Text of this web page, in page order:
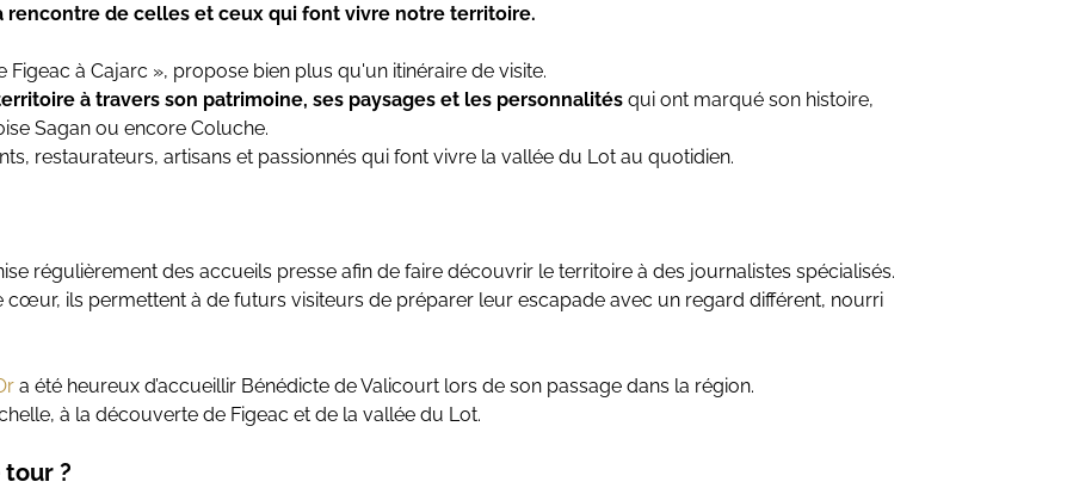
rencontre de celles et ceux qui font vivre notre territoire.
à Cajarc », propose bien plus qu'un itinéraire de visite.
à travers son patrimoine, ses paysages et les personnalités qui ont marqué son histoire,
Sagan ou encore Coluche.
restaurateurs, artisans et passionnés qui font vivre la vallée du Lot au quotidien.
régulièrement des accueils presse afin de faire découvrir le territoire à des journalistes spécialisés.
ils permettent à de futurs visiteurs de préparer leur escapade avec un regard différent, nourri
a été heureux d’accueillir Bénédicte de Valicourt lors de son passage dans la région.
à la découverte de Figeac et de la vallée du Lot.
?